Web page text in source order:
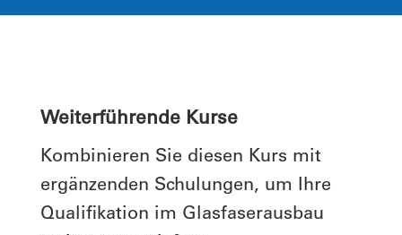
Weiterführende Kurse
Kombinieren Sie diesen Kurs mit
ergänzenden Schulungen, um Ihre
Qualifikation im Glasfaserausbau